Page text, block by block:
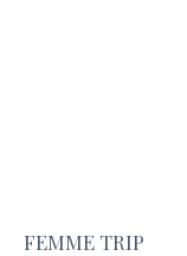
FEMME TRIP